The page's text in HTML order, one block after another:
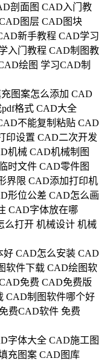
剖面图 CAD入门教
图层 CAD图块
新手教程 CAD学习
入门教程 CAD制图教
绘图 学习CAD制
图案怎么添加 CAD
格式 CAD大全
不能复制粘贴 CAD
印设置 CAD二次开发
机械 CAD机械制图
时文件 CAD零件图
界限 CAD添加打印机
形位公差 CAD怎么画
CAD字体放在哪
么打开 机械设计 机械
好 CAD怎么安装 CAD
软件下载 CAD绘图软
免费 CAD免费版
CAD制图软件哪个好
免费CAD软件 免费
字体大全 CAD施工图
充图案 CAD图库